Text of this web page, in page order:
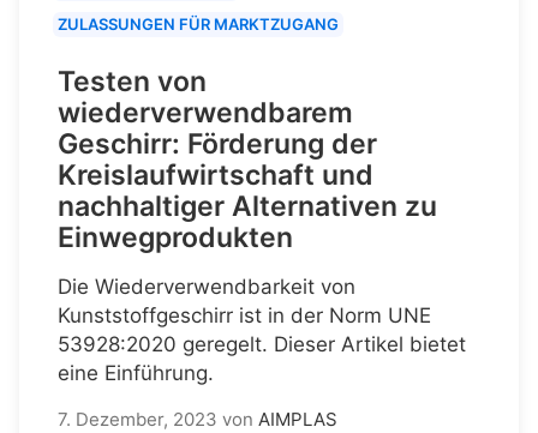
ZULASSUNGEN FÜR MARKTZUGANG
Testen von
wiederverwendbarem
Geschirr: Förderung der
Kreislaufwirtschaft und
nachhaltiger Alternativen zu
Einwegprodukten
Die Wiederverwendbarkeit von
Kunststoffgeschirr ist in der Norm UNE
53928:2020 geregelt. Dieser Artikel bietet
eine Einführung.
7. Dezember, 2023 von AIMPLAS